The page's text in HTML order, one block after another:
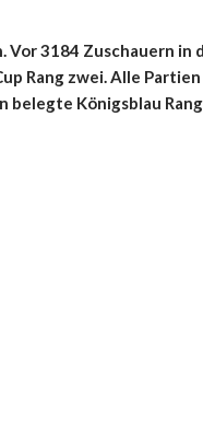
Vor 3184 Zuschauern in
Rang zwei. Alle
belegte Königsblau